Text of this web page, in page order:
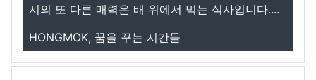
시의 또 다른 매력은 배 위에서 먹는 식사입니다....
HONGMOK, 꿈을 꾸는 시간들